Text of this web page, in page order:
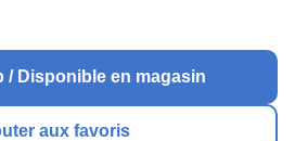
/ Disponible en magasin
aux favoris